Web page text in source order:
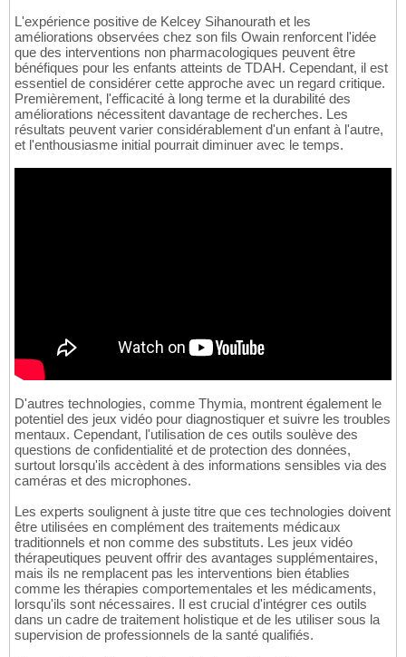
L'expérience positive de Kelcey Sihanourath et les
améliorations observées chez son fils Owain renforcent l'idée
que des interventions non pharmacologiques peuvent être
bénéfiques pour les enfants atteints de TDAH. Cependant, il est
essentiel de considérer cette approche avec un regard critique.
Premièrement, l'efficacité à long terme et la durabilité des
améliorations nécessitent davantage de recherches. Les
résultats peuvent varier considérablement d'un enfant à l'autre,
et l'enthousiasme initial pourrait diminuer avec le temps.
D'autres technologies, comme Thymia, montrent également le
potentiel des jeux vidéo pour diagnostiquer et suivre les troubles
mentaux. Cependant, l'utilisation de ces outils soulève des
questions de confidentialité et de protection des données,
surtout lorsqu'ils accèdent à des informations sensibles via des
caméras et des microphones.
Les experts soulignent à juste titre que ces technologies doivent
être utilisées en complément des traitements médicaux
traditionnels et non comme des substituts. Les jeux vidéo
thérapeutiques peuvent offrir des avantages supplémentaires,
mais ils ne remplacent pas les interventions bien établies
comme les thérapies comportementales et les médicaments,
lorsqu'ils sont nécessaires. Il est crucial d'intégrer ces outils
dans un cadre de traitement holistique et de les utiliser sous la
supervision de professionnels de la santé qualifiés.